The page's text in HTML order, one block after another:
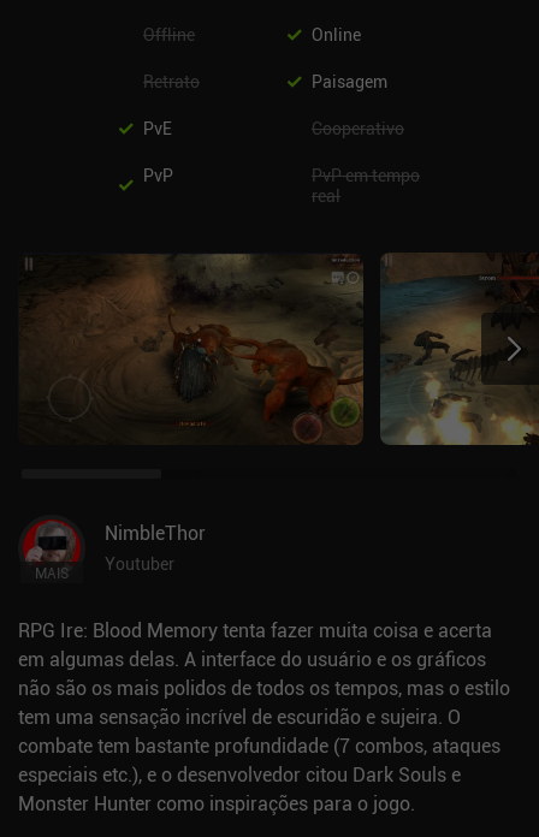
Offline Online
Retrato Paisagem
PvE Cooperativo
PvP
PvP em tempo
real
MAIS
NimbleThor
Youtuber
RPG Ire: Blood Memory tenta fazer muita coisa e acerta
em algumas delas. A interface do usuário e os gráficos
não são os mais polidos de todos os tempos, mas o estilo
tem uma sensação incrível de escuridão e sujeira. O
combate tem bastante profundidade (7 combos, ataques
especiais etc.), e o desenvolvedor citou Dark Souls e
Monster Hunter como inspirações para o jogo.